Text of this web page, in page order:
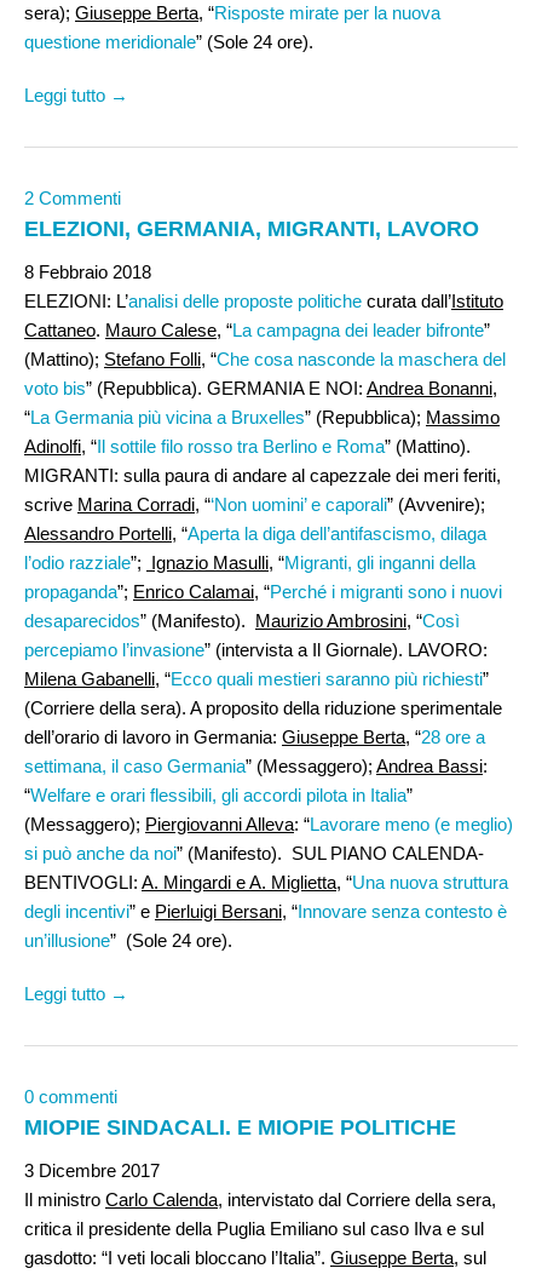
sera); Giuseppe Berta, “Risposte mirate per la nuova
questione meridionale” (Sole 24 ore).
Leggi tutto →
2 Commenti
ELEZIONI, GERMANIA, MIGRANTI, LAVORO
8 Febbraio 2018
ELEZIONI: L’analisi delle proposte politiche curata dall’Istituto
Cattaneo. Mauro Calese, “La campagna dei leader bifronte”
(Mattino); Stefano Folli, “Che cosa nasconde la maschera del
voto bis” (Repubblica). GERMANIA E NOI: Andrea Bonanni,
“La Germania più vicina a Bruxelles” (Repubblica); Massimo
Adinolfi, “Il sottile filo rosso tra Berlino e Roma” (Mattino).
MIGRANTI: sulla paura di andare al capezzale dei meri feriti,
scrive Marina Corradi, “‘Non uomini’ e caporali” (Avvenire);
Alessandro Portelli, “Aperta la diga dell’antifascismo, dilaga
l’odio razziale”; Ignazio Masulli, “Migranti, gli inganni della
propaganda”; Enrico Calamai, “Perché i migranti sono i nuovi
desaparecidos” (Manifesto). Maurizio Ambrosini, “Così
percepiamo l’invasione” (intervista a Il Giornale). LAVORO:
Milena Gabanelli, “Ecco quali mestieri saranno più richiesti”
(Corriere della sera). A proposito della riduzione sperimentale
dell’orario di lavoro in Germania: Giuseppe Berta, “28 ore a
settimana, il caso Germania” (Messaggero); Andrea Bassi:
“Welfare e orari flessibili, gli accordi pilota in Italia”
(Messaggero); Piergiovanni Alleva: “Lavorare meno (e meglio)
si può anche da noi” (Manifesto). SUL PIANO CALENDA-
BENTIVOGLI: A. Mingardi e A. Miglietta, “Una nuova struttura
degli incentivi” e Pierluigi Bersani, “Innovare senza contesto è
un’illusione” (Sole 24 ore).
Leggi tutto →
0 commenti
MIOPIE SINDACALI. E MIOPIE POLITICHE
3 Dicembre 2017
Il ministro Carlo Calenda, intervistato dal Corriere della sera,
critica il presidente della Puglia Emiliano sul caso Ilva e sul
gasdotto: “I veti locali bloccano l’Italia”. Giuseppe Berta, sul